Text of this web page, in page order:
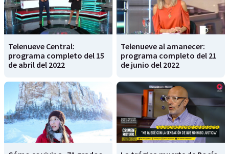
Telenueve Central:
programa completo del 15
de abril del 2022
Telenueve al amanecer:
programa completo del 21
de junio del 2022